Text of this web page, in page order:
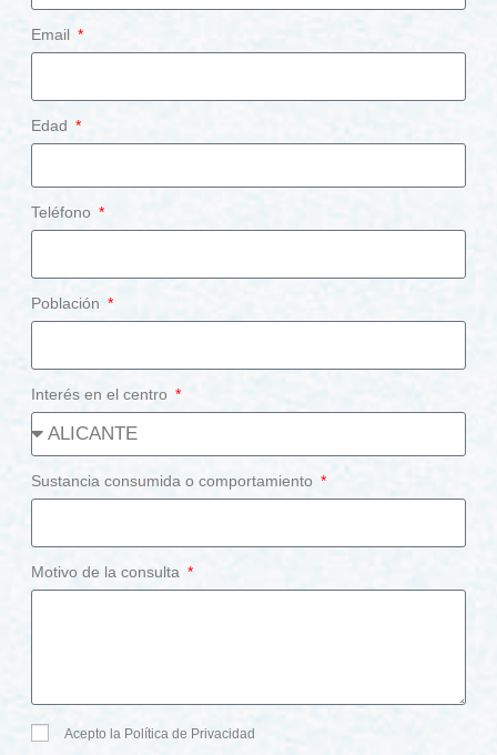
Email
Edad
Teléfono
Población
Interés en el centro
Sustancia consumida o comportamiento
Motivo de la consulta
Acepto la Política de Privacidad